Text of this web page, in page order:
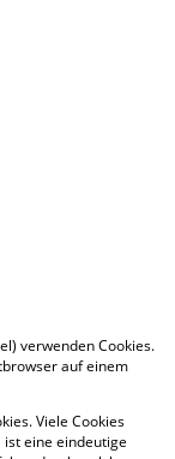
verwenden Cookies.
auf einem
Viele Cookies
ist eine eindeutige